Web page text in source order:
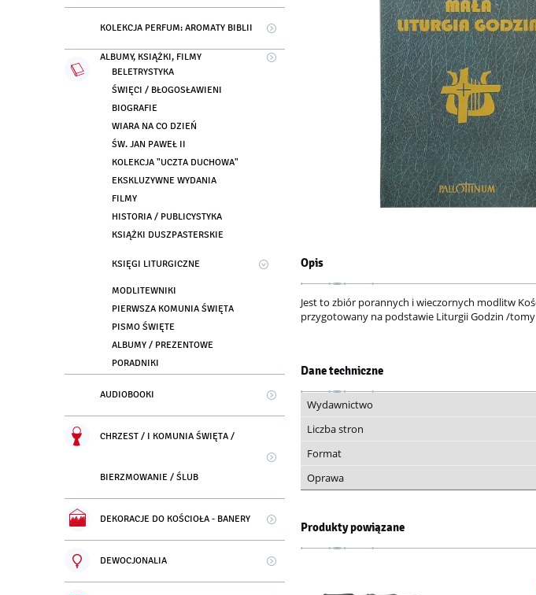
KOLEKCJA PERFUM: AROMATY BIBLII
ALBUMY, KSIĄŻKI, FILMY
BELETRYSTYKA
ŚWIĘCI / BŁOGOSŁAWIENI
BIOGRAFIE
WIARA NA CO DZIEŃ
ŚW. JAN PAWEŁ II
KOLEKCJA "UCZTA DUCHOWA"
EKSKLUZYWNE WYDANIA
FILMY
HISTORIA / PUBLICYSTYKA
KSIĄŻKI DUSZPASTERSKIE
KSIĘGI LITURGICZNE
MODLITEWNIKI
PIERWSZA KOMUNIA ŚWIĘTA
PISMO ŚWIĘTE
ALBUMY / PREZENTOWE
PORADNIKI
AUDIOBOOKI
CHRZEST / I KOMUNIA ŚWIĘTA /
BIERZMOWANIE / ŚLUB
DEKORACJE DO KOŚCIOŁA - BANERY
DEWOCJONALIA
Opis
Jest to zbiór porannych i wieczornych modlitw
przygotowany na podstawie Liturgii Godzin /
Dane techniczne
Wydawnictwo
Liczba stron
Format
Oprawa
Produkty powiązane